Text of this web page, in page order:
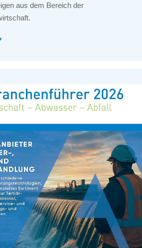
aus dem Bereich der